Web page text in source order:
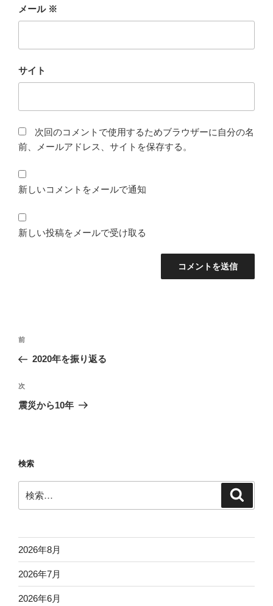
メール ※
サイト
次回のコメントで使用するためブラウザーに自分の名
前、メールアドレス、サイトを保存する。
新しいコメントをメールで通知
新しい投稿をメールで受け取る
投
ナ
ビ
ゲ
ン
前
の
稿
前
2020年を振り返る
次
の
次
震災から10年
検索
索:
2026年8月
2026年7月
2026年6月